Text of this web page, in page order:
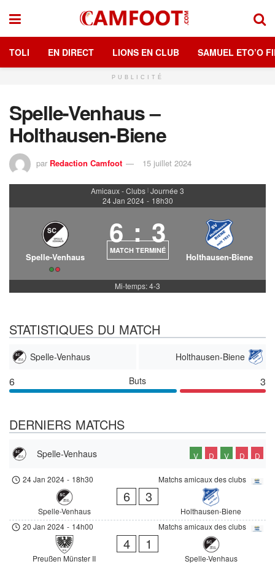
TOLI EN DIRECT LIONS EN CLUB SAMUEL ETO’O
PUBLICITÉ
Spelle-Venhaus –
Holthausen-Biene
par Redaction Camfoot 15 juillet 2024
Amicaux - Clubs | Journée 3
24 Jan 2024 - 18h30
Spelle-Venhaus
6 : 3
MATCH TERMINÉ
Holthausen-Biene
Mi-temps: 4-3
STATISTIQUES DU MATCH
Spelle-Venhaus Holthausen-Biene
6 Buts 3
DERNIERS MATCHS
Spelle-Venhaus V D V D D
Matchs amicaux des clubs
24 Jan 2024 - 18h30
Spelle-Venhaus
6 3
Holthausen-Biene
Matchs amicaux des clubs
20 Jan 2024 - 14h00
Preußen Münster II
4 1
Spelle-Venhaus